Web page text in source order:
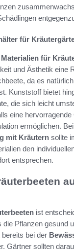
für
Materialien für
und Ästhetik eine
da es
Kunststoff bietet
die sich leicht
eine
ermöglichen.
mit Kräutern sollte
den
entsprechen.
ist
Pflanzen gesund
bei der
Gärtner sollten